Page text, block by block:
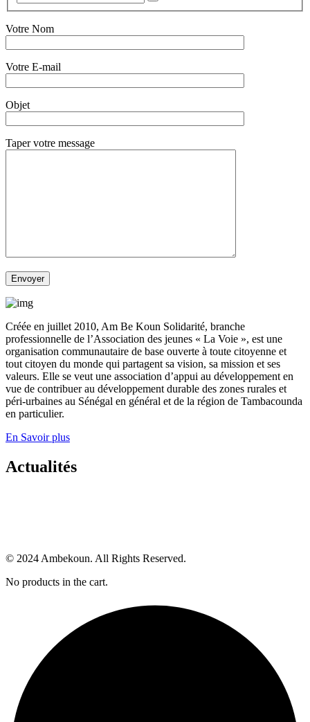
Votre Nom
Votre E-mail
Objet
Taper votre message
Créée en juillet 2010, Am Be Koun Solidarité, branche
professionnelle de l’Association des jeunes « La Voie », est une
organisation communautaire de base ouverte à toute citoyenne et
tout citoyen du monde qui partagent sa vision, sa mission et ses
valeurs. Elle se veut une association d’appui au développement en
vue de contribuer au développement durable des zones rurales et
péri-urbaines au Sénégal en général et de la région de Tambacounda
en particulier.
En Savoir plus
Actualités
© 2024 Ambekoun. All Rights Reserved.
No products in the cart.